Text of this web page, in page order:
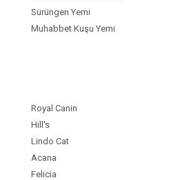
Sürüngen Yemi
Muhabbet Kuşu Yemi
Royal Canin
Hill's
Lindo Cat
Acana
Felicia